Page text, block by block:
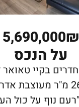
5,690,000₪
על הנכס
למכירה דירת 5 חדרים בקיי
יוקרתית בנוי 260 מ"ר